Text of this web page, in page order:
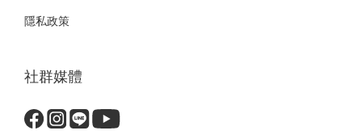
隱私政策
社群媒體